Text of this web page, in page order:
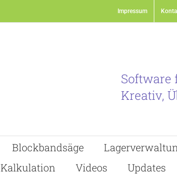
Impressum
Software
Kreativ,
Blockbandsäge
Kalkulation Videos Updates